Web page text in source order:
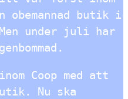
obemannad butik i
under juli har
Coop med att
Nu ska